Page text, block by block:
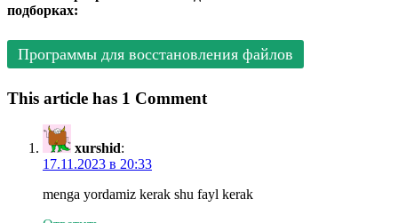
подборках:
Программы для восстановления файлов
This article has 1 Comment
xurshid:
17.11.2023 в 20:33
menga yordamiz kerak shu fayl kerak